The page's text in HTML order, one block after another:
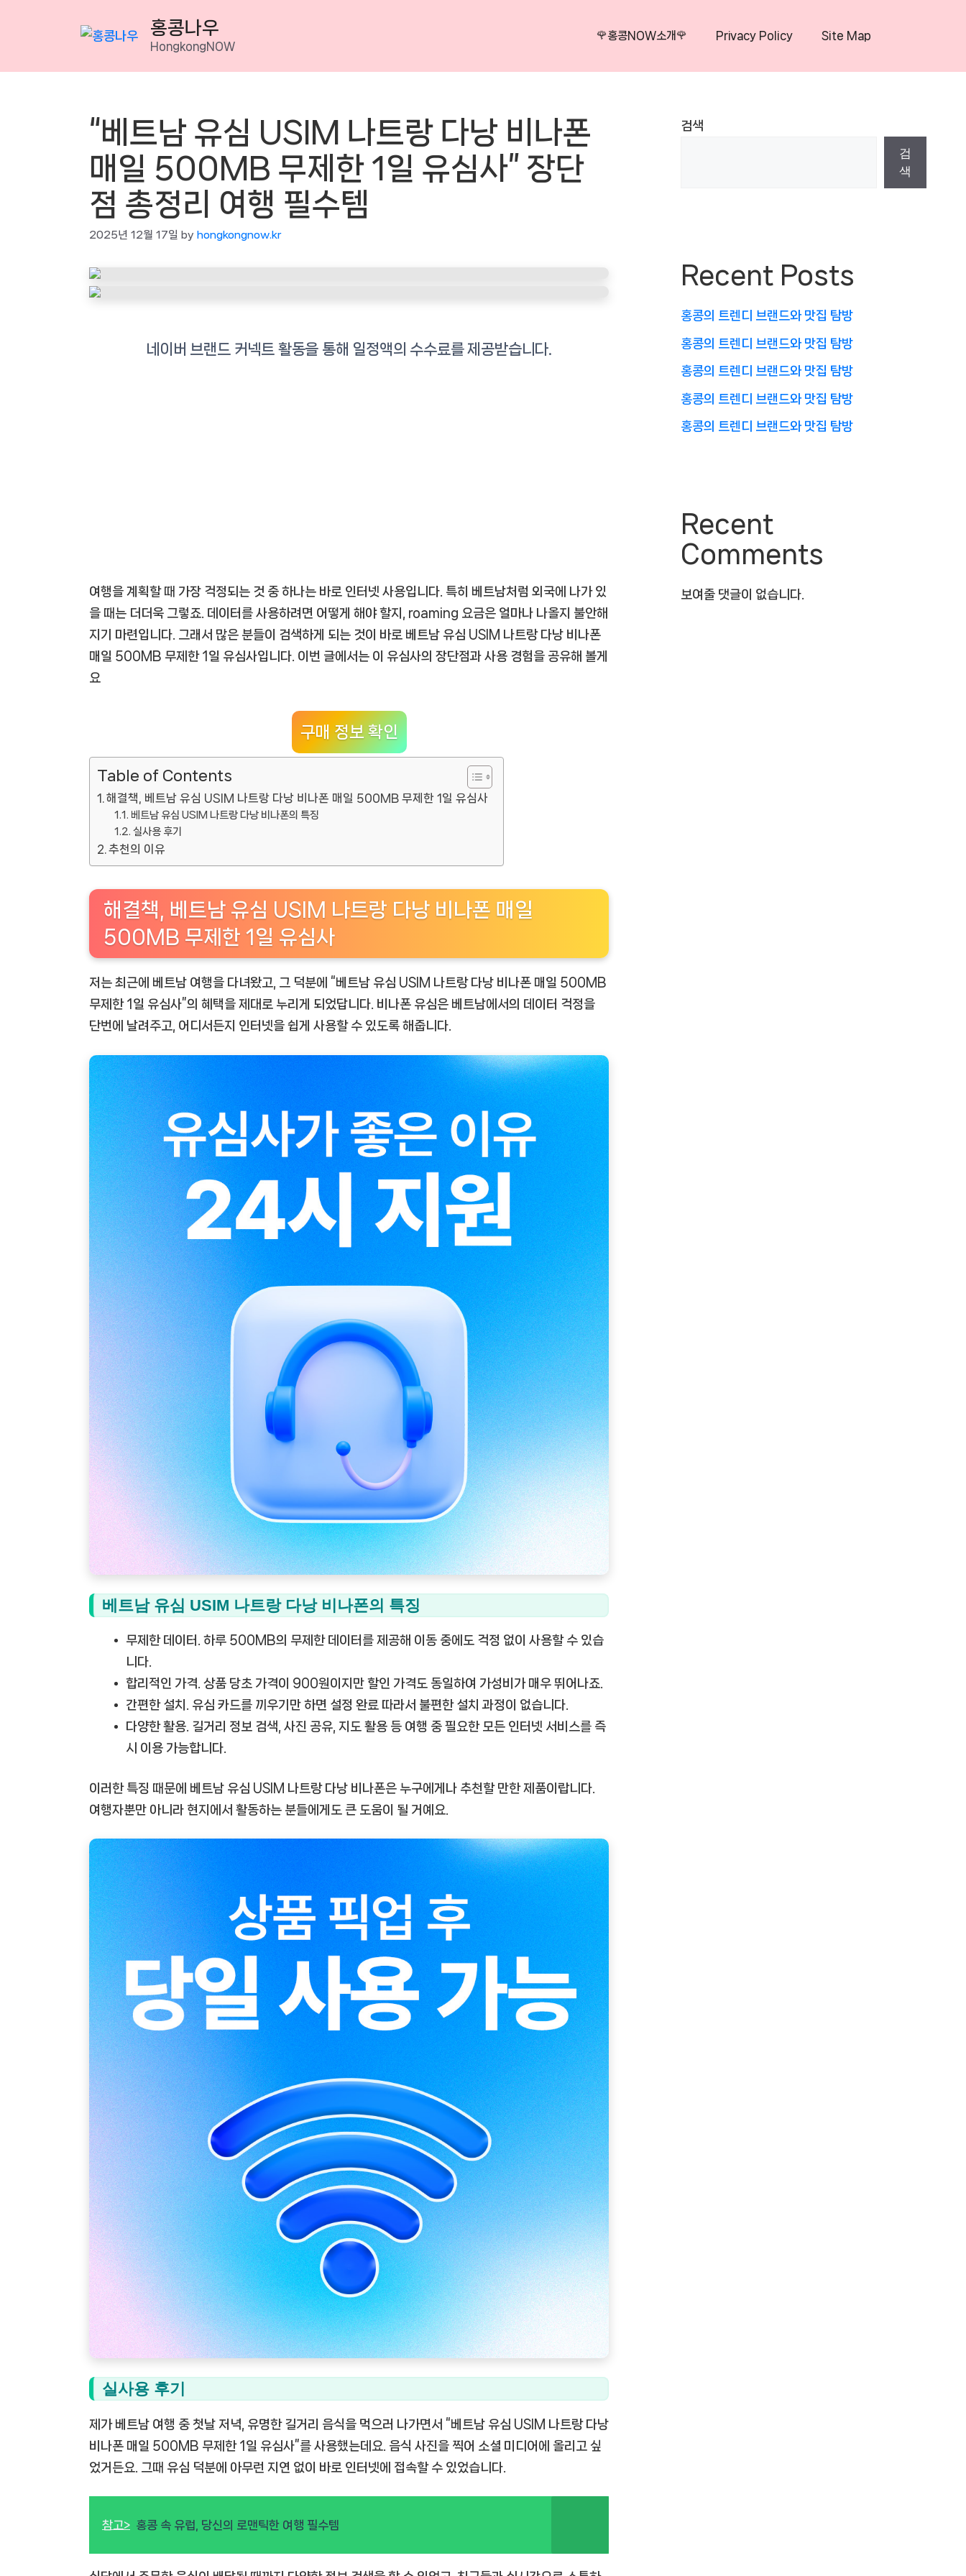
홍콩나우
HongkongNOW
🌹홍콩NOW소개🌹 Privacy Policy Site Map
“베트남 유심 USIM 나트랑 다낭 비나폰
매일 500MB 무제한 1일 유심사” 장단
점 총정리 여행 필수템
2025년 12월 17일 by hongkongnow.kr
여행을 계획할 때 가장 걱정되는 것 중 하나는 바로 인터넷 사용입니다. 특히 베트남처럼 외국에 나가 있
을 때는 더더욱 그렇죠. 데이터를 사용하려면 어떻게 해야 할지, roaming 요금은 얼마나 나올지 불안해
지기 마련입니다. 그래서 많은 분들이 검색하게 되는 것이 바로 베트남 유심 USIM 나트랑 다낭 비나폰
매일 500MB 무제한 1일 유심사입니다. 이번 글에서는 이 유심사의 장단점과 사용 경험을 공유해 볼게
요
구매 정보 확인
Table of Contents
해결책, 베트남 유심 USIM 나트랑 다낭 비나폰 매일 500MB 무제한 1일 유심사
베트남 유심 USIM 나트랑 다낭 비나폰의 특징
실사용 후기
추천의 이유
해결책, 베트남 유심 USIM 나트랑 다낭 비나폰 매일
500MB 무제한 1일 유심사
저는 최근에 베트남 여행을 다녀왔고, 그 덕분에 “베트남 유심 USIM 나트랑 다낭 비나폰 매일 500MB
무제한 1일 유심사”의 혜택을 제대로 누리게 되었답니다. 비나폰 유심은 베트남에서의 데이터 걱정을
단번에 날려주고, 어디서든지 인터넷을 쉽게 사용할 수 있도록 해줍니다.
베트남 유심 USIM 나트랑 다낭 비나폰의 특징
무제한 데이터.
하루 500MB의 무제한 데이터를 제공해 이동 중에도 걱정 없이 사용할 수 있습
니다.
합리적인 가격. 상품 당초 가격이 900원이지만 할인 가격도 동일하여 가성비가 매우 뛰어나죠.
간편한 설치.
유심 카드를 끼우기만 하면 설정 완료 따라서 불편한 설치 과정이 없습니다.
다양한 활용. 길거리 정보 검색, 사진 공유, 지도 활용 등 여행 중 필요한 모든 인터넷 서비스를 즉
시 이용 가능합니다.
이러한 특징 때문에 베트남 유심 USIM 나트랑 다낭 비나폰은 누구에게나 추천할 만한 제품이랍니다.
여행자뿐만 아니라 현지에서 활동하는 분들에게도 큰 도움이 될 거예요.
실사용 후기
제가 베트남 여행 중 첫날 저녁, 유명한 길거리 음식을 먹으러 나가면서 “베트남 유심 USIM 나트랑 다낭
비나폰 매일 500MB 무제한 1일 유심사”를 사용했는데요. 음식 사진을 찍어 소셜 미디어에 올리고 싶
었거든요. 그때 유심 덕분에 아무런 지연 없이 바로 인터넷에 접속할 수 있었습니다.
참고> 홍콩 속 유럽, 당신의 로맨틱한 여행 필수템
검색
검
색
Recent Posts
홍콩의 트렌디 브랜드와 맛집 탐방
홍콩의 트렌디 브랜드와 맛집 탐방
홍콩의 트렌디 브랜드와 맛집 탐방
홍콩의 트렌디 브랜드와 맛집 탐방
홍콩의 트렌디 브랜드와 맛집 탐방
Recent
Comments
보여줄 댓글이 없습니다.